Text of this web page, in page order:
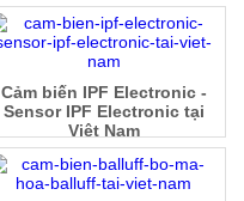
Cảm biến IPF Electronic -
Sensor IPF Electronic tại
Việt Nam